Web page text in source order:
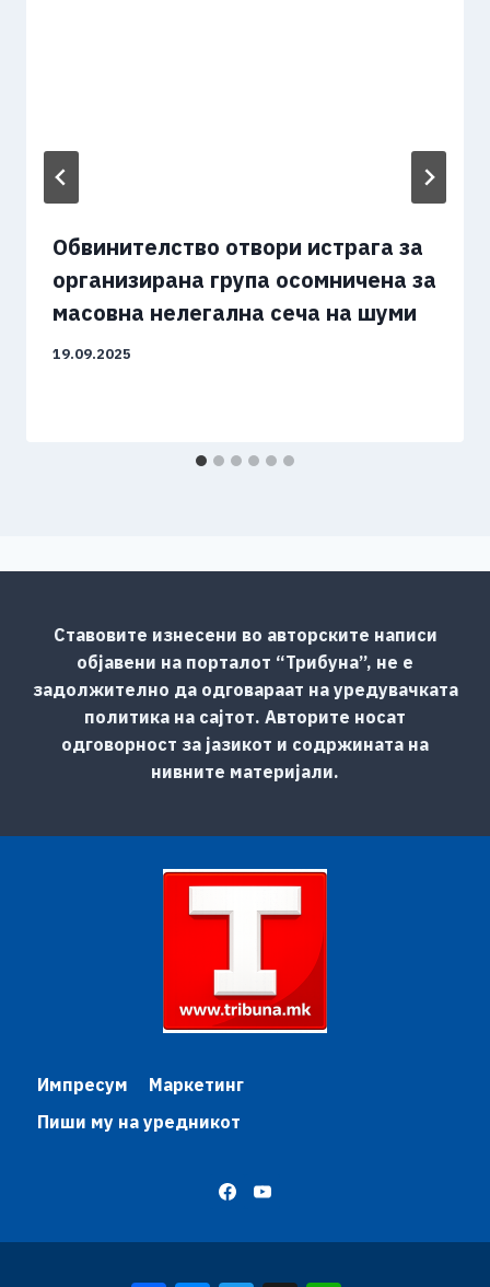
Обвинителство отвори истрага за
организирана група осомничена за
масовна нелегална сеча на шуми
19.09.2025
Ставовите изнесени во авторските написи
објавени на порталот “Трибуна”, не е
задолжително да одговараат на уредувачката
политика на сајтот. Авторите носат
одговорност за јазикот и содржината на
нивните материјали.
Импресум
Маркетинг
Пиши му на уредникот